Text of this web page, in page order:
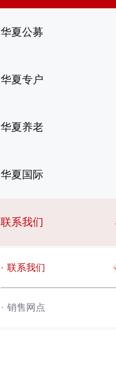
华夏公募
华夏专户
华夏养老
华夏国际
联系我们
· 联系我们
· 销售网点